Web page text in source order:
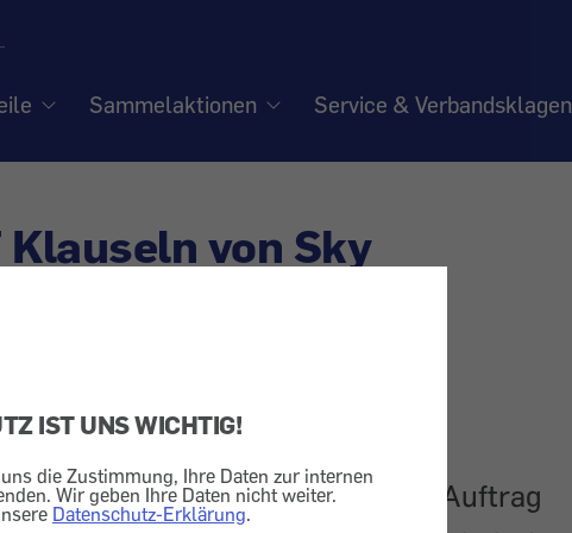
IST UNS WICHTIG!
die Zustimmung, Ihre Daten zur internen
Wir geben Ihre Daten nicht weiter.
Datenschutz-Erklärung.
Sammelaktionen Service & Verbandsklagen
Klauseln von Sky
(VKI) führte - im Auftrag